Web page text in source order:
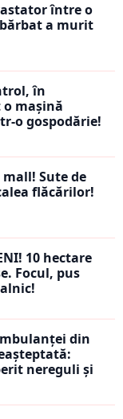
între o
a murit
în
o mașină
o gospodărie!
mall! Sute de
flăcărilor!
10 hectare
Focul, pus
din
nereguli și